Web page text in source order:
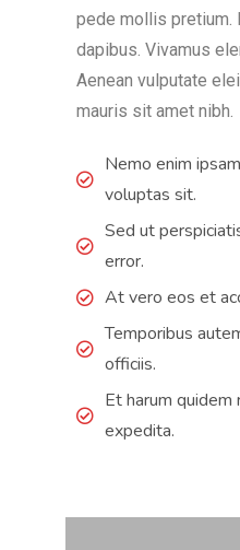
pede mollis pretium.
dapibus. Vivamus
Aenean vulputate
mauris sit amet nibh.
Nemo enim
voluptas sit.
Sed ut
error.
At vero eos et
Temporibus
officiis.
Et harum
expedita.